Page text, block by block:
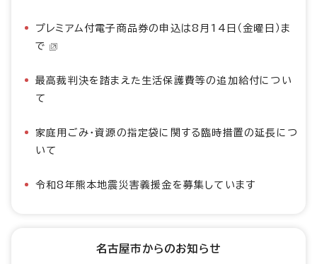
プレミアム付電子商品券の申込は8月14日（金曜日）ま
で
最高裁判決を踏まえた生活保護費等の追加給付につい
て
家庭用ごみ・資源の指定袋に関する臨時措置の延長につ
いて
令和8年熊本地震災害義援金を募集しています
名古屋市からのお知らせ